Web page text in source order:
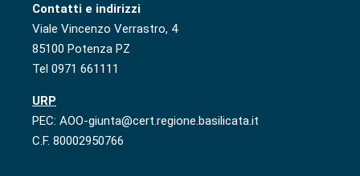
Contatti e indirizzi
Viale Vincenzo Verrastro, 4
85100 Potenza PZ
Tel 0971 661111
URP
PEC: AOO-giunta@cert.regione.basilicata.it
C.F. 80002950766